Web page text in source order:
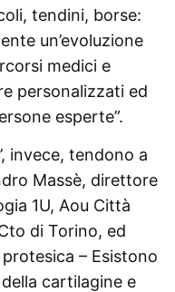
tendini, borse:
un’evoluzione
medici e
personalizzati ed
esperte”.
invece, tendono a
Massè, direttore
1U, Aou Città
di Torino, ed
– Esistono
cartilagine e